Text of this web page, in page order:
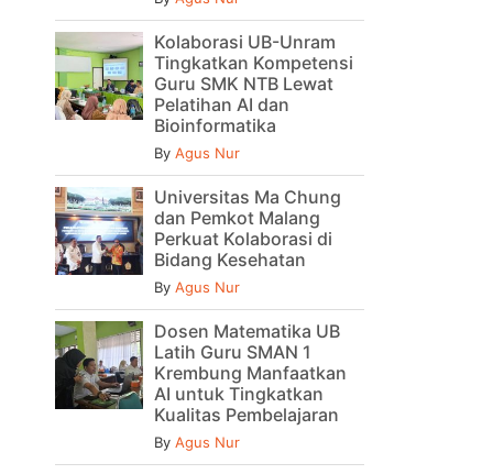
Kolaborasi UB-Unram
Tingkatkan Kompetensi
Guru SMK NTB Lewat
Pelatihan AI dan
Bioinformatika
By Agus Nur
Universitas Ma Chung
dan Pemkot Malang
Perkuat Kolaborasi di
Bidang Kesehatan
By Agus Nur
Dosen Matematika UB
Latih Guru SMAN 1
Krembung Manfaatkan
AI untuk Tingkatkan
Kualitas Pembelajaran
By Agus Nur